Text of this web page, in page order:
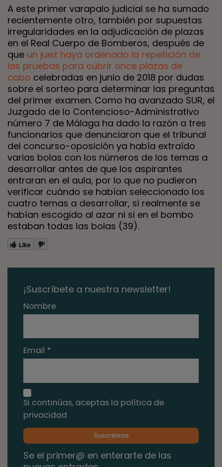
A este primer varapalo judicial se ha sumado
recientemente otro, también por supuestas
irregularidades en la adjudicación de plazas
en el Real Cuerpo de Bomberos, después de
que un juez haya ordenado la repetición de
las pruebas para cubrir once plazas de
cabo celebradas en junio de 2018 por dudas
sobre el sorteo para determinar las preguntas
del primer examen. Como ha avanzado SUR, el
Juzgado de lo Contencioso-Administrativo
número 7 de Málaga ha dado la razón a tres
funcionarios que denunciaron que el tribunal
del concurso-oposición ya había extraído
varias bolas con los números de los temas a
desarrollar antes de que los aspirantes
entraran en el aula, por lo que no pudieron
verificar cuándo se habían seleccionado los
cuatro temas a desarrollar, si realmente se
habían escogido al azar ni si en el bombo
estaban todas las bolas (39).
Like
¡Suscríbete a nuestra newsletter!
Nombre
Email *
Si continúas, aceptas la política de
privacidad
Se el primer@ en enterarte de las